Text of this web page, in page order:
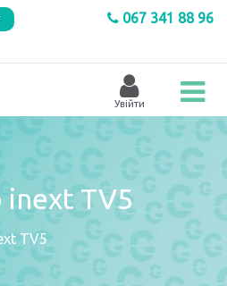
067 341 88 96
inext TV5
TV5